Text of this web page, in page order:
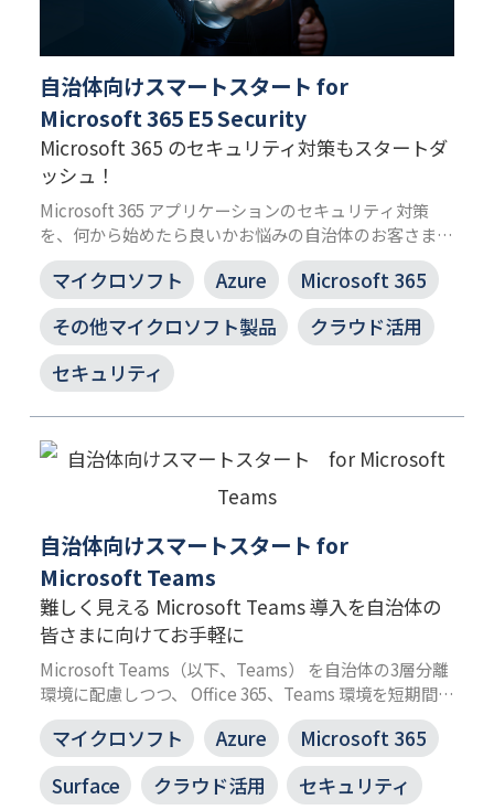
自治体向けスマートスタート for
Microsoft 365 E5 Security
Microsoft 365 のセキュリティ対策もスタートダ
ッシュ！
Microsoft 365 アプリケーションのセキュリティ対策
を、何から始めたら良いかお悩みの自治体のお客さま向
けのサービスです。高度化するサイバー攻撃に対応する
多層防御に必要な脅威のブロック・検知機能を実装し、
セキュリティ対策を強化できます。
マイクロソフト Azure
Microsoft 365
その他マイクロソフト製品
クラウド活用
セキュリティ
自治体向けスマートスタート for
Microsoft Teams
難しく見える Microsoft Teams 導入を自治体の
皆さまに向けてお手軽に
Microsoft Teams（以下、Teams） を自治体の3層分離
環境に配慮しつつ、 Office 365、Teams 環境を短期間で
導入するサービスです。 チャット、ファイル共有、オン
ライン会議機能はもちろん、JBS の実績を基に、秩序
だったチーム管理が可能となるような運用設計が施され
た Teams 環境を手に入れられます。
マイクロソフト Azure
Microsoft 365
Surface
クラウド活用
セキュリティ